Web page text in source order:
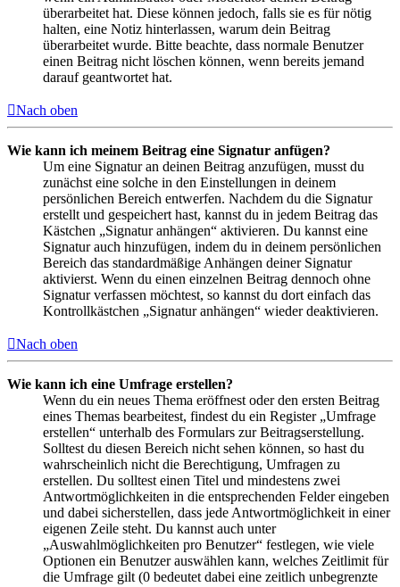
überarbeitet hat. Diese können jedoch, falls sie es für nötig
halten, eine Notiz hinterlassen, warum dein Beitrag
überarbeitet wurde. Bitte beachte, dass normale Benutzer
einen Beitrag nicht löschen können, wenn bereits jemand
darauf geantwortet hat.
Nach oben
Wie kann ich meinem Beitrag eine Signatur anfügen?
Um eine Signatur an deinen Beitrag anzufügen, musst du
zunächst eine solche in den Einstellungen in deinem
persönlichen Bereich entwerfen. Nachdem du die Signatur
erstellt und gespeichert hast, kannst du in jedem Beitrag das
Kästchen „Signatur anhängen“ aktivieren. Du kannst eine
Signatur auch hinzufügen, indem du in deinem persönlichen
Bereich das standardmäßige Anhängen deiner Signatur
aktivierst. Wenn du einen einzelnen Beitrag dennoch ohne
Signatur verfassen möchtest, so kannst du dort einfach das
Kontrollkästchen „Signatur anhängen“ wieder deaktivieren.
Nach oben
Wie kann ich eine Umfrage erstellen?
Wenn du ein neues Thema eröffnest oder den ersten Beitrag
eines Themas bearbeitest, findest du ein Register „Umfrage
erstellen“ unterhalb des Formulars zur Beitragserstellung.
Solltest du diesen Bereich nicht sehen können, so hast du
wahrscheinlich nicht die Berechtigung, Umfragen zu
erstellen. Du solltest einen Titel und mindestens zwei
Antwortmöglichkeiten in die entsprechenden Felder eingeben
und dabei sicherstellen, dass jede Antwortmöglichkeit in einer
eigenen Zeile steht. Du kannst auch unter
„Auswahlmöglichkeiten pro Benutzer“ festlegen, wie viele
Optionen ein Benutzer auswählen kann, welches Zeitlimit für
die Umfrage gilt (0 bedeutet dabei eine zeitlich unbegrenzte